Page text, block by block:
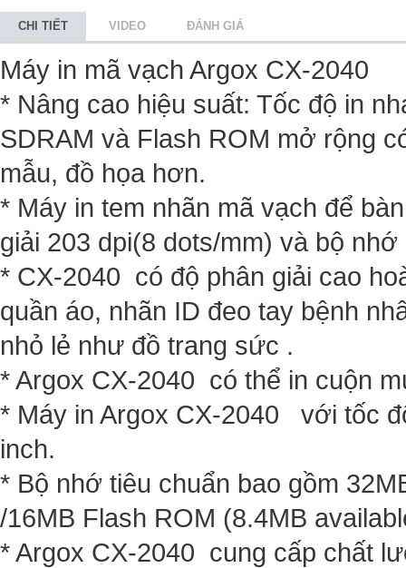
CHI TIẾT VIDEO ĐÁNH GIÁ
Máy in mã vạch Argox CX-2040
* Nâng cao hiệu suất: Tốc độ in
SDRAM và Flash ROM mở rộng
mẫu, đồ họa hơn.
* Máy in tem nhãn mã vạch để
giải 203 dpi(8 dots/mm) và bộ
* CX-2040 có độ phân giải cao
quần áo, nhãn ID đeo tay bệnh
nhỏ lẻ như đồ trang sức .
* Argox CX-2040 có thể in cuộn
* Máy in Argox CX-2040 với tốc
inch.
* Bộ nhớ tiêu chuẩn bao gồm
/16MB Flash ROM (8.4MB
* Argox CX-2040 cung cấp chất